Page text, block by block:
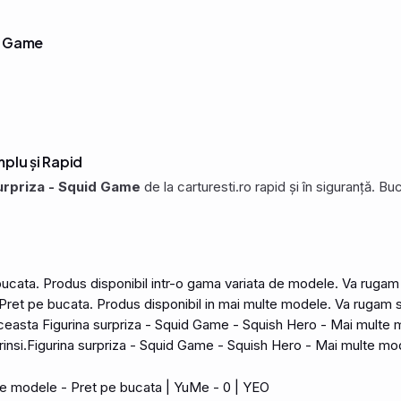
și Rapid
- Squid Game de la carturesti.ro rapid și în siguranță.
. Produs disponibil intr-o gama variata de modele. Va
pe bucata. Produs disponibil in mai multe modele. Va rugam
Figurina surpriza - Squid Game - Squish Hero - Mai multe
Figurina surpriza - Squid Game - Squish Hero - Mai multe